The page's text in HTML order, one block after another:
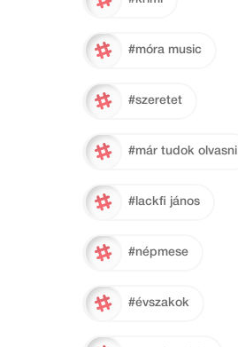
#móra music
#szeretet
#már tudok olvasni
#lackfi jános
#népmese
#évszakok